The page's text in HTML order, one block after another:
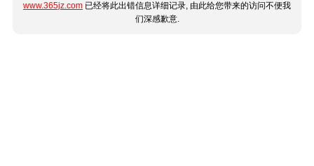
www.365jz.com 已经将此出错信息详细记录, 由此给您带来的访问不便我
们深感歉意.